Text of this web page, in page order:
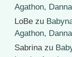
Agathon,
LoBe zu
Agathon,
Sabrina zu